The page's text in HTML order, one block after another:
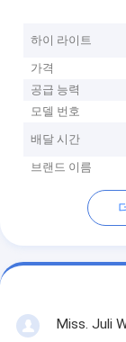
하이 라이트
가격
공급 능력
모델 번호
배달 시간
브랜드 이름
Miss. Juli